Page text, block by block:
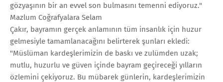
gözyaşının bir an evvel son bulmasını temenni ediyoruz."
Mazlum Coğrafyalara Selam
Çakır, bayramın gerçek anlamının tüm insanlık için huzur
gelmesiyle tamamlanacağını belirterek şunları ekledi:
"Müslüman kardeşlerimizin de baskı ve zulümden uzak;
mutlu, huzurlu ve güven içinde bayram geçireceği yılların
özlemini çekiyoruz. Bu mübarek günlerin, kardeşlerimizin